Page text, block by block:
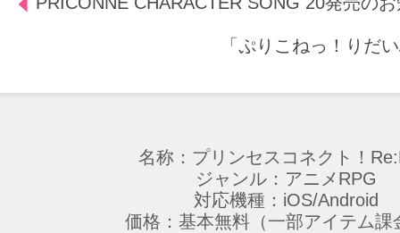
「ぷりこねっ！りだ
名称：プリンセスコネクト！
ジャンル：アニメRPG
対応機種：iOS/Android
価格：基本無料（一部アイテム課